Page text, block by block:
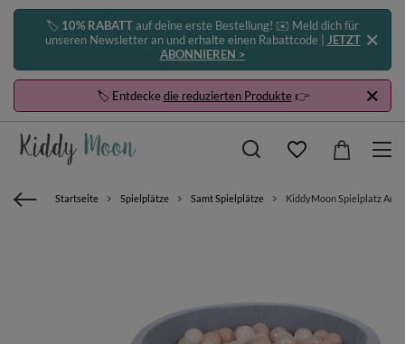
🏷️ 10% RABATTauf deine erste Bestellung! ✉️ Meld dich für
unseren Newsletter an und erhalte einen Rabattcode | JETZT
ABONNIEREN >
🏷️ Entdeckedie reduzierten Produkte👉
Startseite Spielplätze Samt Spielplätze KiddyMoon Spielplatz Aus